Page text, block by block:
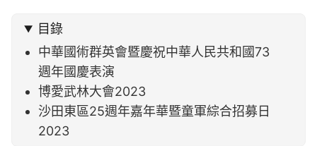
目錄
中華國術群英會暨慶祝中華人民共和國73
週年國慶表演
博愛武林大會2023
沙田東區25週年嘉年華暨童軍綜合招募日
2023